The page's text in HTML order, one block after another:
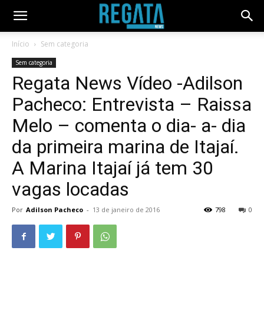
Início Sem categoria
Sem categoria
Regata News Vídeo -Adilson
Pacheco: Entrevista – Raissa
Melo – comenta o dia- a- dia
da primeira marina de Itajaí.
A Marina Itajaí já tem 30
vagas locadas
Por Adilson Pacheco - 13 de janeiro de 2016 0
798